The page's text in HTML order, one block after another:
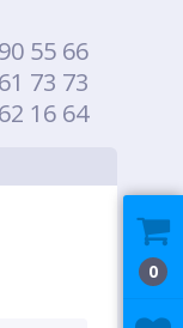
55 66
73 73
16 64
0